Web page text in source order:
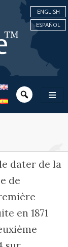
ENGLISH
ESPAÑOL
dater de la
de
en 1871